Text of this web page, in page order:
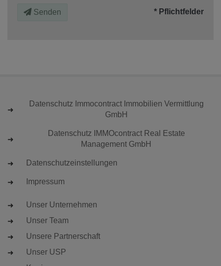
Senden * Pflichtfelder
Datenschutz Immocontract Immobilien Vermittlung
GmbH
Datenschutz IMMOcontract Real Estate
Management GmbH
Datenschutzeinstellungen
Impressum
Unser Unternehmen
Unser Team
Unsere Partnerschaft
Unser USP